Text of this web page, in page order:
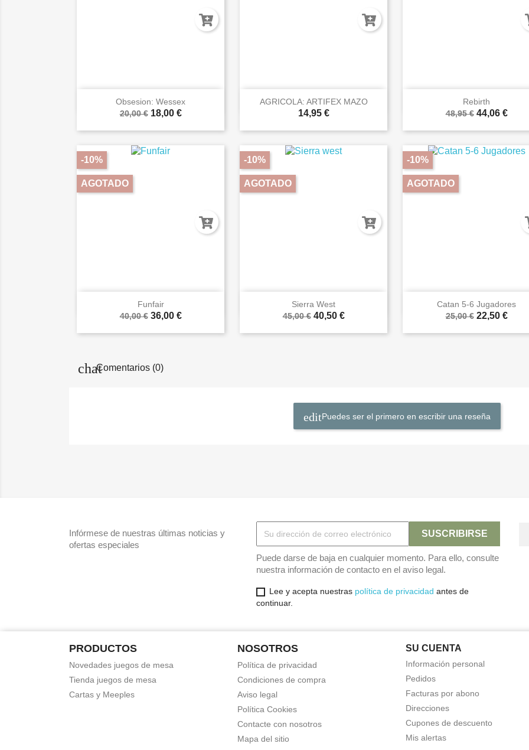
Obsesion: Wessex
20,00 € 18,00 €
 Vista rápida AGRICOLA: ARTIFEX MAZO
14,95 €
 Vista rápida
Rebirth
48,95 € 44,06 €
Vista rápida
Funfair
40,00 € 36,00 €
-10%
AGOTADO
Vista rápida
Sierra West
45,00 € 40,50 €
-10%
AGOTADO
Vista rápida
Catan 5-6 Jugadores
25,00 € 22,50 €
-10%
AGOTADO
 Vista rápida
Comentarios (0)
Puedes ser el primero en escribir una reseña
Infórmese de nuestras últimas noticias y
ofertas especiales
Puede darse de baja en cualquier momento. Para ello, consulte
nuestra información de contacto en el aviso legal.
Lee y acepta nuestras política de privacidad antes de
continuar.
PRODUCTOS
Novedades juegos de mesa
Tienda juegos de mesa
Cartas y Meeples
NOSOTROS
Política de privacidad
Condiciones de compra
Aviso legal
Política Cookies
Contacte con nosotros
Mapa del sitio
SU CUENTA
Información personal
Pedidos
Facturas por abono
Direcciones
Cupones de descuento
Mis alertas